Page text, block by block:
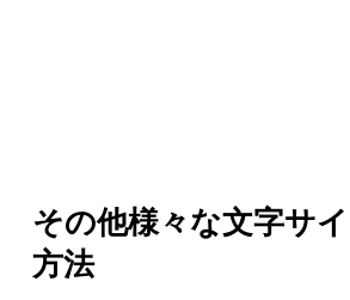
その他様々な文字サ
方法